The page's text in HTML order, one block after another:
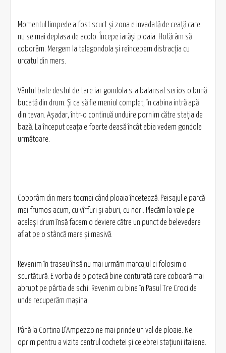
Momentul limpede a fost scurt şi zona e invadată de ceaţă care
nu se mai deplasa de acolo. Începe iarăşi ploaia. Hotărâm să
coborâm. Mergem la telegondola şi reîncepem distracţia cu
urcatul din mers.
Vântul bate destul de tare iar gondola s-a balansat serios o bună
bucată din drum. Şi ca să fie meniul complet, în cabina intră apă
din tavan. Aşadar, într-o continuă unduire pornim către staţia de
bază. La început ceaţa e foarte deasă încât abia vedem gondola
următoare.
Coborâm din mers tocmai când ploaia încetează. Peisajul e parcă
mai frumos acum, cu vîrfuri şi aburi, cu nori. Plecăm la vale pe
acelaşi drum însă facem o deviere către un punct de belevedere
aflat pe o stâncă mare şi masivă.
Revenim în traseu însă nu mai urmăm marcajul ci folosim o
scurtătură. E vorba de o potecă bine conturată care coboară mai
abrupt pe pârtia de schi. Revenim cu bine în Pasul Tre Croci de
unde recuperăm maşina.
Până la Cortina D’Ampezzo ne mai prinde un val de ploaie. Ne
oprim pentru a vizita centrul cochetei şi celebrei staţiuni italiene.